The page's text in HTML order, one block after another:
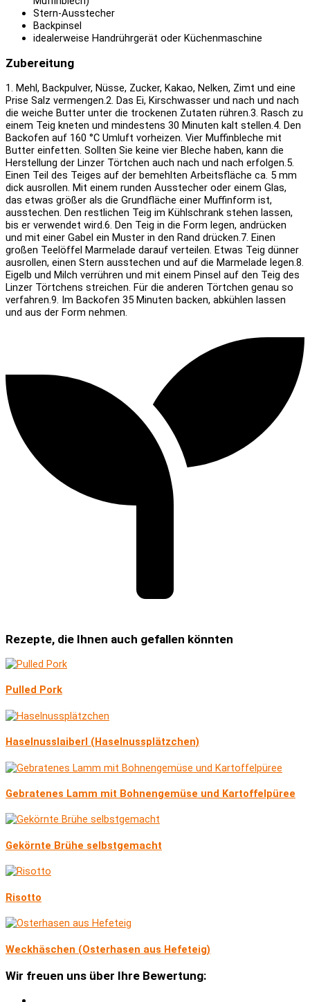
Stern-Ausstecher
Backpinsel
idealerweise Handrührgerät oder Küchenmaschine
Zubereitung
1. Mehl, Backpulver, Nüsse, Zucker, Kakao, Nelken, Zimt und eine
Prise Salz vermengen.2. Das Ei, Kirschwasser und nach und nach
die weiche Butter unter die trockenen Zutaten rühren.3. Rasch zu
einem Teig kneten und mindestens 30 Minuten kalt stellen.4. Den
Backofen auf 160 °C Umluft vorheizen. Vier Muffinbleche mit
Butter einfetten. Sollten Sie keine vier Bleche haben, kann die
Herstellung der Linzer Törtchen auch nach und nach erfolgen.5.
Einen Teil des Teiges auf der bemehlten Arbeitsfläche ca. 5 mm
dick ausrollen. Mit einem runden Ausstecher oder einem Glas,
das etwas größer als die Grundfläche einer Muffinform ist,
ausstechen. Den restlichen Teig im Kühlschrank stehen lassen,
bis er verwendet wird.6. Den Teig in die Form legen, andrücken
und mit einer Gabel ein Muster in den Rand drücken.7. Einen
großen Teelöffel Marmelade darauf verteilen. Etwas Teig dünner
ausrollen, einen Stern ausstechen und auf die Marmelade legen.8.
Eigelb und Milch verrühren und mit einem Pinsel auf den Teig des
Linzer Törtchens streichen. Für die anderen Törtchen genau so
verfahren.9. Im Backofen 35 Minuten backen, abkühlen lassen
und aus der Form nehmen.
Rezepte, die Ihnen auch gefallen könnten
Pulled Pork
Haselnusslaiberl (Haselnussplätzchen)
Gebratenes Lamm mit Bohnengemüse und Kartoffelpüree
Gekörnte Brühe selbstgemacht
Risotto
Weckhäschen (Osterhasen aus Hefeteig)
Wir freuen uns über Ihre Bewertung: